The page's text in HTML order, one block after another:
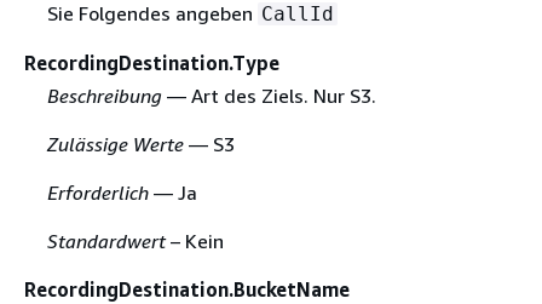
Sie Folgendes angeben CallId
RecordingDestination.Type
Beschreibung— Art des Ziels. Nur S3.
Zulässige Werte— S3
Erforderlich— Ja
Standardwert– Kein
RecordingDestination.BucketName